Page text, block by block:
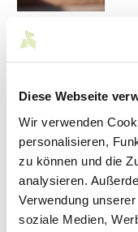
Diese Webseite
Wir verwenden
personalisieren,
zu können und die
analysieren.
Verwendung
soziale Medien,
auf